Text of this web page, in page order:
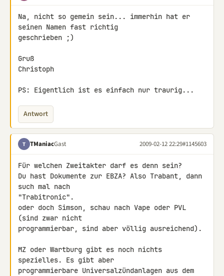
Na, nicht so gemein sein... immerhin hat er
seinen Namen fast richtig
geschrieben ;)
Gruß
Christoph
PS: Eigentlich ist es einfach nur traurig...
Antwort
T TManiacGast 2009-02-12 22:29#1145603
Für welchen Zweitakter darf es denn sein?
Du hast Dokumente zur EBZA? Also Trabant, dann
such mal nach
"Trabitronic".
oder doch Simson, schau nach Vape oder PVL
(sind zwar nicht
programmierbar, sind aber völlig ausreichend).
MZ oder Wartburg gibt es noch nichts
spezielles. Es gibt aber
programmierbare Universalzündanlagen aus dem